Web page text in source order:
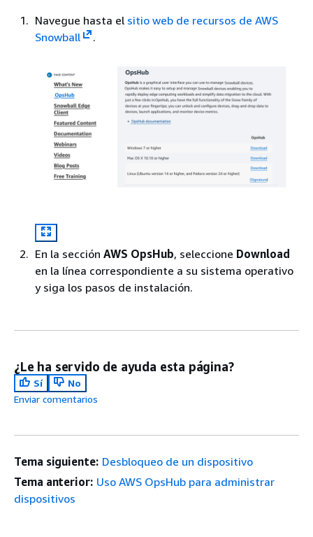
Navegue hasta el sitio web de recursos de AWS
Snowball
.
En la sección AWS OpsHub, seleccione Download
en la línea correspondiente a su sistema operativo
y siga los pasos de instalación.
¿Le ha servido de ayuda esta página?
Sí
No
Enviar comentarios
Tema siguiente: Desbloqueo de un dispositivo
Tema anterior: Uso AWS OpsHub para administrar
dispositivos